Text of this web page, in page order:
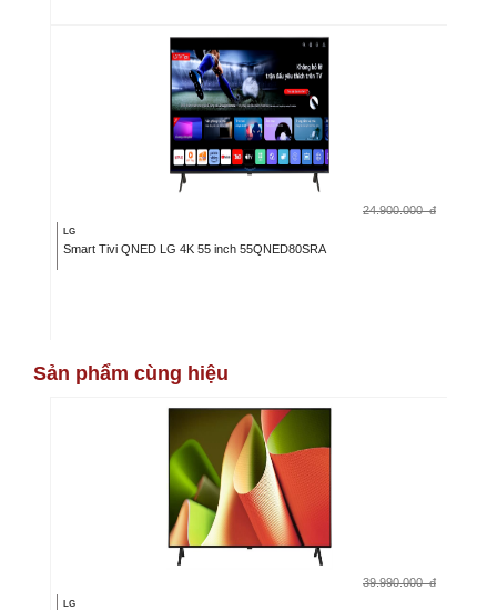
24.900.000 đ
LG
Smart Tivi QNED LG 4K 55 inch 55QNED80SRA
Sản phẩm cùng hiệu
39.990.000 đ
LG